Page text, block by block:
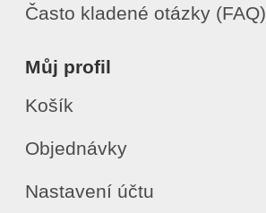
Často kladené otázky (FAQ)
Můj profil
Košík
Objednávky
Nastavení účtu